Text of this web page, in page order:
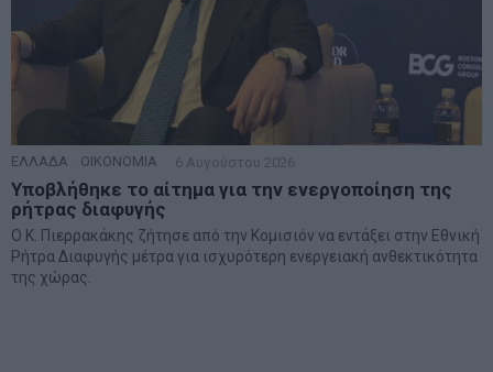
ΕΛΛΑΔΑ ΟΙΚΟΝΟΜΙΑ 6 Αυγούστου 2026
Υποβλήθηκε το αίτημα για την ενεργοποίηση της
ρήτρας διαφυγής
Ο Κ. Πιερρακάκης ζήτησε από την Κομισιόν να εντάξει στην Εθνική
Ρήτρα Διαφυγής μέτρα για ισχυρότερη ενεργειακή ανθεκτικότητα
της χώρας.